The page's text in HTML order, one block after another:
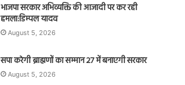
भाजपा सरकार अभिव्यक्ति की आजादी पर कर रही
हमला:डिम्पल यादव
August 5, 2026
सपा करेगी ब्राह्मणों का सम्मान 27 में बनाएगी सरकार
August 5, 2026